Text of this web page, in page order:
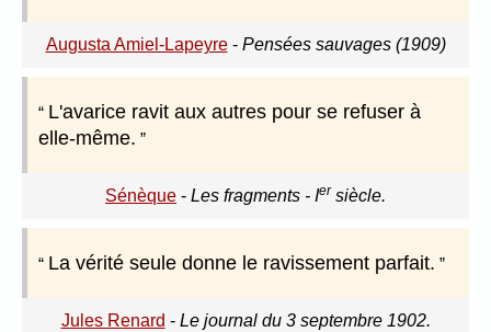
Augusta Amiel-Lapeyre- Pensées sauvages (1909)
L'avarice ravit aux autres pour se refuser à
elle-même.
Sénèque - Les fragments - Ier siècle.
La vérité seule donne le ravissement parfait.
Jules Renard - Le journal du 3 septembre 1902.